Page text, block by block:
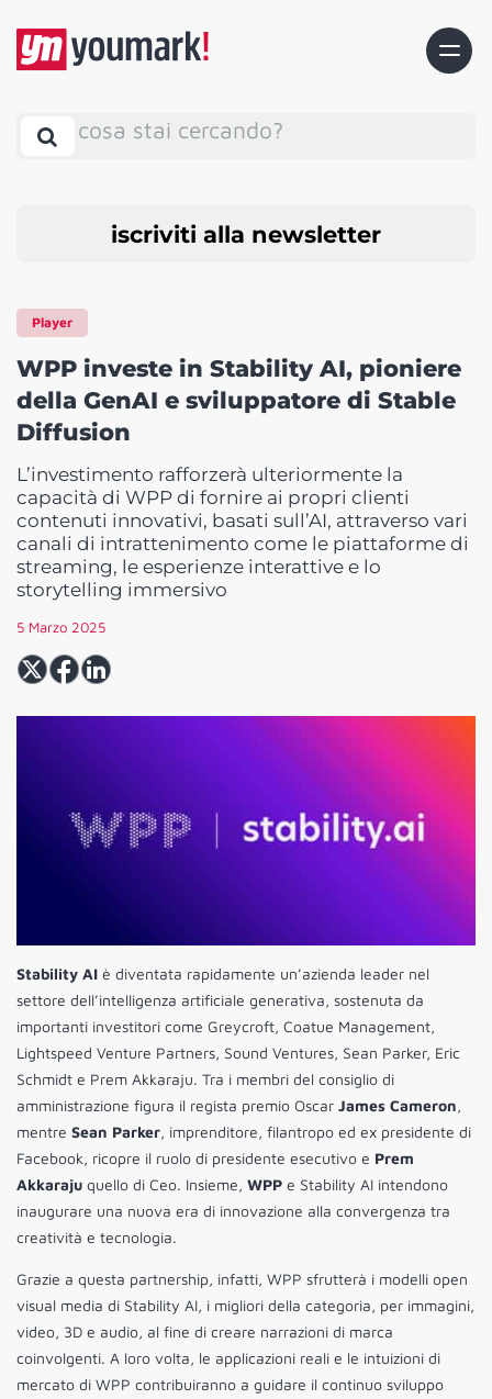
cosa stai cercando?
iscriviti alla newsletter
Player
WPP investe in Stability AI, pioniere
della GenAI e sviluppatore di Stable
Diffusion
L’investimento rafforzerà ulteriormente la
capacità di WPP di fornire ai propri clienti
contenuti innovativi, basati sull’AI, attraverso vari
canali di intrattenimento come le piattaforme di
streaming, le esperienze interattive e lo
storytelling immersivo
5 Marzo 2025
Stability AI è diventata rapidamente un’azienda leader nel
settore dell’intelligenza artificiale generativa, sostenuta da
importanti investitori come Greycroft, Coatue Management,
Lightspeed Venture Partners, Sound Ventures, Sean Parker, Eric
Schmidt e Prem Akkaraju. Tra i membri del consiglio di
amministrazione figura il regista premio Oscar James Cameron,
mentre Sean Parker, imprenditore, filantropo ed ex presidente di
Facebook, ricopre il ruolo di presidente esecutivo e Prem
Akkaraju quello di Ceo. Insieme, WPP e Stability AI intendono
inaugurare una nuova era di innovazione alla convergenza tra
creatività e tecnologia.
Grazie a questa partnership, infatti, WPP sfrutterà i modelli open
visual media di Stability AI, i migliori della categoria, per immagini,
video, 3D e audio, al fine di creare narrazioni di marca
coinvolgenti. A loro volta, le applicazioni reali e le intuizioni di
mercato di WPP contribuiranno a guidare il continuo sviluppo